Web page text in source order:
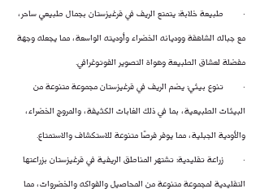
·        طبيعة خلابة: يتمتع الريف في قرغيزستان بجمال طبيعي ساحر،
مع جباله الشاهقة ووديانه الخضراء وأوديته الواسعة، مما يجعله وجهة
مفضلة لعشاق الطبيعة وهواة التصوير الفوتوغرافي.
·        تنوع بيئي: يضم الريف في قرغيزستان مجموعة متنوعة من
البيئات الطبيعية، بما في ذلك الغابات الكثيفة، والمروج الخضراء،
والأودية الجبلية، مما يوفر فرصًا متنوعة للاستكشاف والاستمتاع.
·        زراعة تقليدية: تشتهر المناطق الريفية في قرغيزستان بزراعتها
التقليدية لمجموعة متنوعة من المحاصيل والفواكه والخضروات، مما